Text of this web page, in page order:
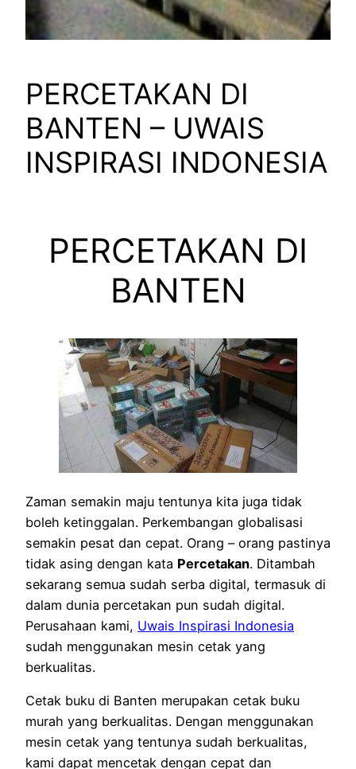
PERCETAKAN DI
BANTEN – UWAIS
INSPIRASI INDONESIA
PERCETAKAN DI
BANTEN
Zaman semakin maju tentunya kita juga tidak
boleh ketinggalan. Perkembangan globalisasi
semakin pesat dan cepat. Orang – orang pastinya
tidak asing dengan kata Percetakan. Ditambah
sekarang semua sudah serba digital, termasuk di
dalam dunia percetakan pun sudah digital.
Perusahaan kami, Uwais Inspirasi Indonesia
sudah menggunakan mesin cetak yang
berkualitas.
Cetak buku di Banten merupakan cetak buku
murah yang berkualitas. Dengan menggunakan
mesin cetak yang tentunya sudah berkualitas,
kami dapat mencetak dengan cepat dan